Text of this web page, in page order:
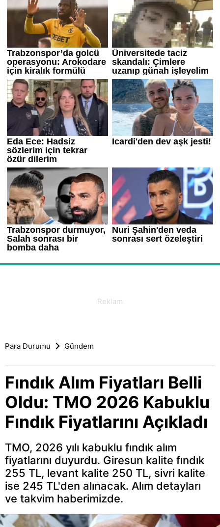
Para Durumu Gündem
Fındık Alım Fiyatları Belli
Oldu: TMO 2026 Kabuklu
Fındık Fiyatlarını Açıkladı
TMO, 2026 yılı kabuklu fındık alım
fiyatlarını duyurdu. Giresun kalite fındık
255 TL, levant kalite 250 TL, sivri kalite
ise 245 TL'den alınacak. Alım detayları
ve takvim haberimizde.